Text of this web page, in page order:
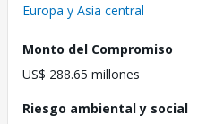
Europa y Asia central
Monto del Compromiso
US$ 288.65 millones
Riesgo ambiental y social